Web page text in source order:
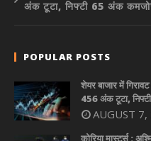
अंक टूटा, निफ्टी 65 अंक
POPULAR POSTS
शेयर बाजार में
456 अंक टूटा,
AUGUST
कोरिया मास्टर्स :